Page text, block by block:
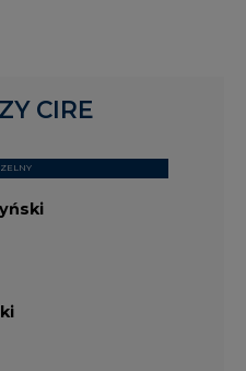
CIRE